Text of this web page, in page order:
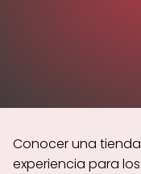
Conocer una
experiencia para